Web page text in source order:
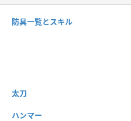
防具一覧とスキル
太刀
ハンマー